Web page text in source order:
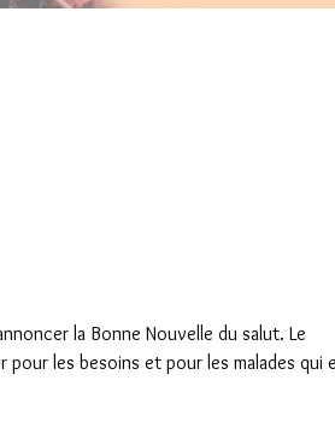
la Bonne Nouvelle du salut. Le
pour les besoins et pour les malades qui